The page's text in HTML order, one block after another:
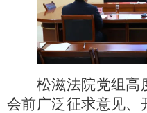
松滋法院党组高
会前广泛征求意见、